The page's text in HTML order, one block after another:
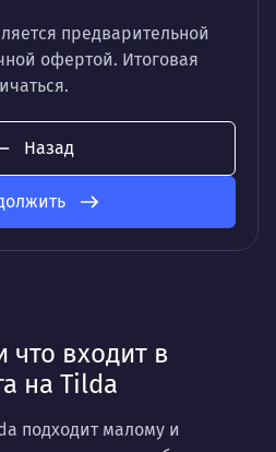
предварительной
офертой. Итоговая
Назад
что входит в
на Tilda
подходит малому и